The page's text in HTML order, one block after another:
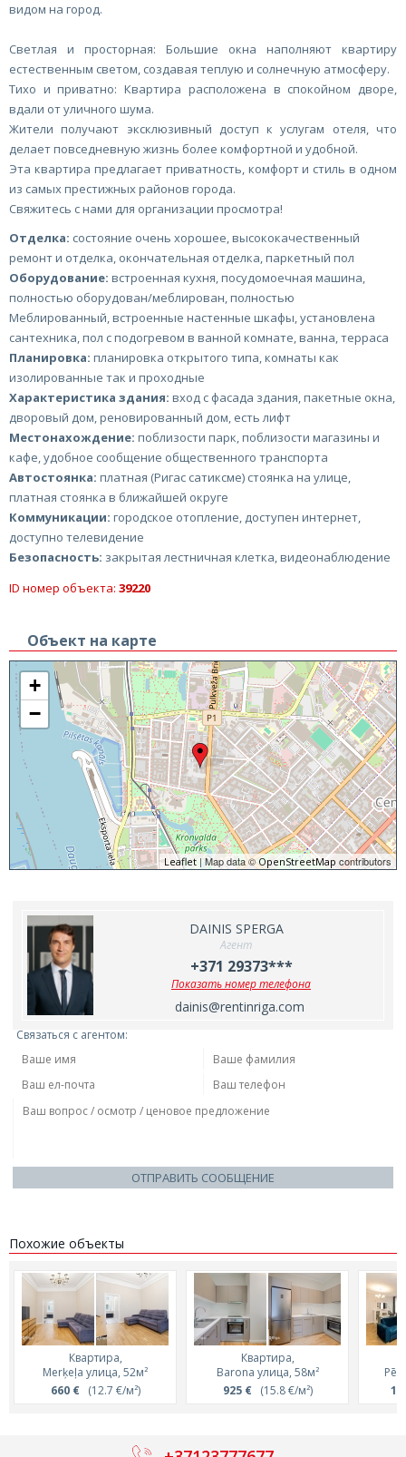
видом на город.
Светлая и просторная: Большие окна наполняют квартиру
естественным светом, создавая теплую и солнечную атмосферу.
Тихо и приватно: Квартира расположена в спокойном дворе,
вдали от уличного шума.
Жители получают эксклюзивный доступ к услугам отеля, что
делает повседневную жизнь более комфортной и удобной.
Эта квартира предлагает приватность, комфорт и стиль в одном
из самых престижных районов города.
Свяжитесь с нами для организации просмотра!
Отделка: состояние очень хорошее, высококачественный
ремонт и отделка, окончательная отделка, паркетный пол
Оборудование: встроенная кухня, посудомоечная машина,
полностью оборудован/меблирован, полностью
Меблированный, встроенные настенные шкафы, установлена
сантехника, пол с подогревом в ванной комнате, ванна, терраса
Планировка: планировка открытого типа, комнаты как
изолированные так и проходные
Характеристика здания: вход с фасада здания, пакетные окна,
дворовый дом, реновированный дом, есть лифт
Местонахождение: поблизости парк, поблизости магазины и
кафе, удобное сообщение общественного транспорта
Автостоянка: платная (Ригас сатиксме) стоянка на улице,
платная стоянка в ближайшей округе
Коммуникации: городское отопление, доступен интернет,
доступно телевидение
Безопасность: закрытая лестничная клетка, видеонаблюдение
ID номер объекта: 39220
Объект на карте
+
−
Leaflet | Map data ©OpenStreetMap contributors
DAINIS SPERGA
Агент
+371 29373***
Показать номер телефона
dainis@rentinriga.com
Связаться с агентом:
ОТПРАВИТЬ СООБЩЕНИЕ
Похожие объекты
Квартира,
Merķeļa улица, 52м²
660 €(12.7 €/м²)
Квартира,
Barona улица, 58м²
925 €(15.8 €/м²)
1